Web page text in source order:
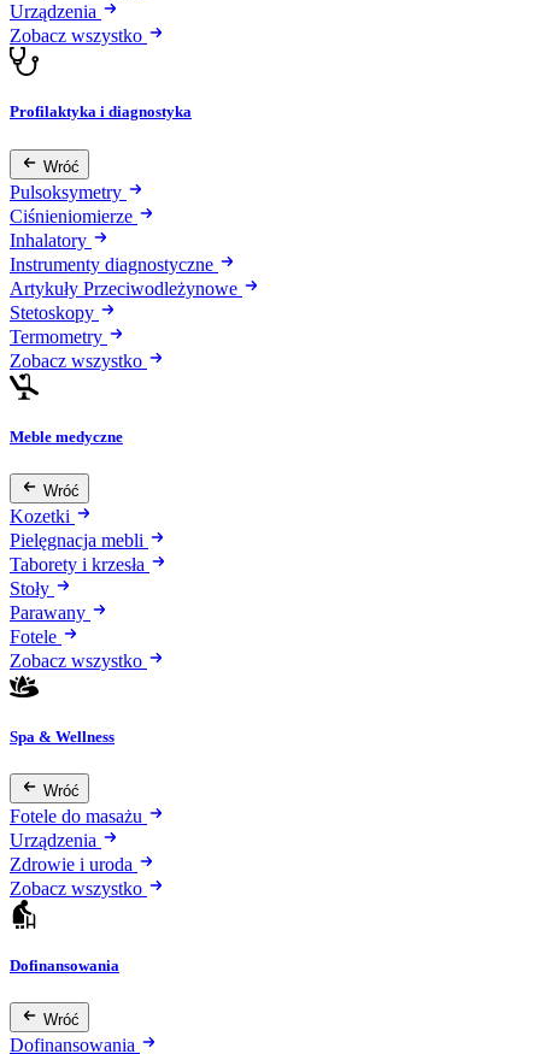
Urządzenia
Zobacz wszystko
Profilaktyka i diagnostyka
Wróć
Pulsoksymetry
Ciśnieniomierze
Inhalatory
Instrumenty diagnostyczne
Artykuły Przeciwodleżynowe
Stetoskopy
Termometry
Zobacz wszystko
Meble medyczne
Wróć
Kozetki
Pielęgnacja mebli
Taborety i krzesła
Stoły
Parawany
Fotele
Zobacz wszystko
Spa & Wellness
Wróć
Fotele do masażu
Urządzenia
Zdrowie i uroda
Zobacz wszystko
Dofinansowania
Wróć
Dofinansowania